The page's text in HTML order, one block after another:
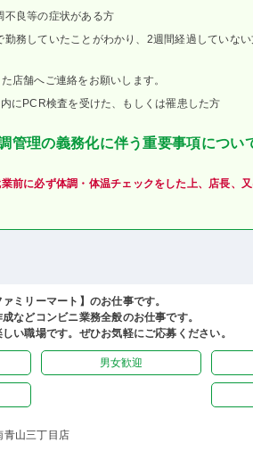
不良等の症状がある方
勤務していたことがわかり、2週間経過していな
店舗へご連絡をお願いします。
にPCR検査を受けた、もしくは罹患した方
管理の義務化に伴う重要事項につい
前に必ず体調・体温チェックをした上、店長、
ミリーマート】のお仕事です。
などコンビニ業務全般のお仕事です。
い職場です。ぜひお気軽にご応募ください。
男女歓迎
青山三丁目店